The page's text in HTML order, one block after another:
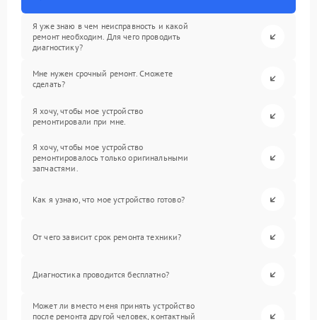
Я уже знаю в чем неисправность и какой
ремонт необходим. Для чего проводить
диагностику?
Мне нужен срочный ремонт. Сможете
сделать?
Я хочу, чтобы мое устройство
ремонтировали при мне.
Я хочу, чтобы мое устройство
ремонтировалось только оригинальными
запчастями.
Как я узнаю, что мое устройство готово?
От чего зависит срок ремонта техники?
Диагностика проводится бесплатно?
Может ли вместо меня принять устройство
после ремонта другой человек, контактный